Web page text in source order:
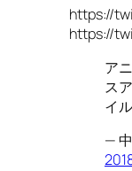
https://
https://
ア
ス
イ
—